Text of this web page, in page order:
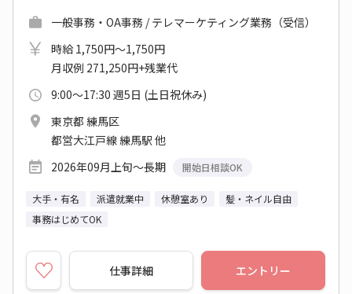
一般事務・OA事務 / テレマーケティング業務（受信）
時給 1,750円～1,750円
月収例 271,250円+残業代
9:00～17:30 週5日 (土日祝休み)
東京都 練馬区
都営大江戸線 練馬駅 他
2026年09月上旬～長期
開始日相談OK
大手・有名 派遣就業中 休憩室あり
髪・ネイル自由
事務はじめてOK
仕事詳細 エントリー